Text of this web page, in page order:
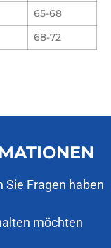
65-68
68-72
Fragen haben
möchten